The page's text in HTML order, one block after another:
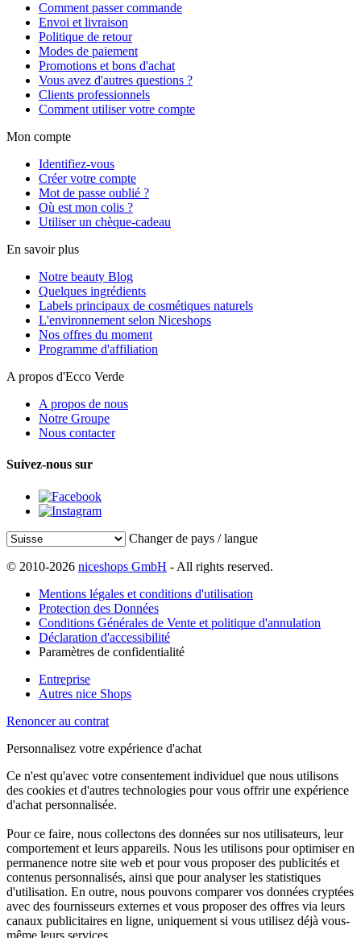
Comment passer commande
Envoi et livraison
Politique de retour
Modes de paiement
Promotions et bons d'achat
Vous avez d'autres questions ?
Clients professionnels
Comment utiliser votre compte
Mon compte
Identifiez-vous
Créer votre compte
Mot de passe oublié ?
Où est mon colis ?
Utiliser un chèque-cadeau
En savoir plus
Notre beauty Blog
Quelques ingrédients
Labels principaux de cosmétiques naturels
L'environnement selon Niceshops
Nos offres du moment
Programme d'affiliation
A propos d'Ecco Verde
A propos de nous
Notre Groupe
Nous contacter
Suivez-nous sur
Changer de pays / langue
© 2010-2026 niceshops GmbH - All rights reserved.
Mentions légales et conditions d'utilisation
Protection des Données
Conditions Générales de Vente et politique d'annulation
Déclaration d'accessibilité
Paramètres de confidentialité
Entreprise
Autres nice Shops
Renoncer au contrat
Personnalisez votre expérience d'achat
Ce n'est qu'avec votre consentement individuel que nous utilisons
des cookies et d'autres technologies pour vous offrir une expérience
d'achat personnalisée.
Pour ce faire, nous collectons des données sur nos utilisateurs, leur
comportement et leurs appareils. Nous les utilisons pour optimiser en
permanence notre site web et pour vous proposer des publicités et
contenus personnalisés, ainsi que pour analyser les statistiques
d'utilisation. En outre, nous pouvons comparer vos données cryptées
avec des fournisseurs externes et vous proposer des offres via leurs
canaux publicitaires en ligne, uniquement si vous utilisez déjà vous-
même leurs services.